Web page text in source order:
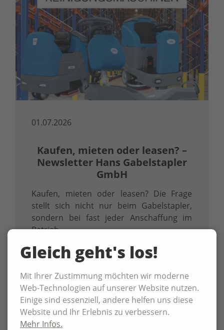
01.07.2026
Kaufen, mieten oder leasen? –
Newsletter Hans Gabelstapler
GmbH
Kaufen, mieten oder leasen? Die Frage
stellt sich nicht nur beim Gabelstapler,
sondern bei fast jeder Anschaffung im
Betrieb.
Gleich geht's los!
Mit Ihrer Zustimmung möchten wir moderne
Web-Technologien auf unserer Website nutzen.
Einige sind essenziell, andere helfen uns diese
Website und Ihr Erlebnis zu verbessern.
Mehr Infos.